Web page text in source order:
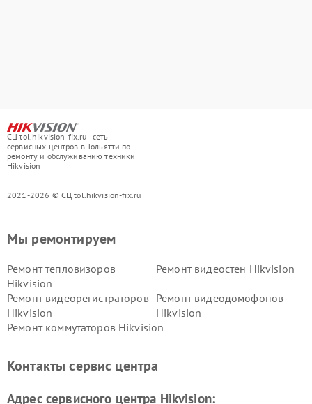
СЦ tol.hikvision-fix.ru - сеть
сервисных центров в Тольятти по
ремонту и обслуживанию техники
Hikvision
2021-2026 © СЦ tol.hikvision-fix.ru
Мы ремонтируем
Ремонт тепловизоров
Hikvision
Ремонт видеостен Hikvision
Ремонт видеорегистраторов
Hikvision
Ремонт видеодомофонов
Hikvision
Ремонт коммутаторов Hikvision
Контакты сервис центра
Адрес сервисного центра Hikvision: